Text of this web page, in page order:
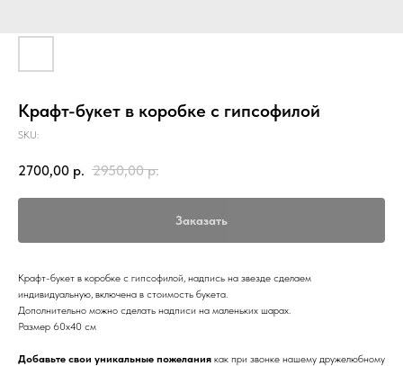
Крафт-букет в коробке с гипсофилой
SKU:
2700,00 р. 2950,00 р.
Заказать
Крафт-букет в коробке с гипсофилой, надпись на звезде сделаем
индивидуальную, включена в стоимость букета.
Дополнительно можно сделать надписи на маленьких шарах.
Размер 60х40 см
Добавьте свои уникальные пожелания как при звонке нашему дружелюбному